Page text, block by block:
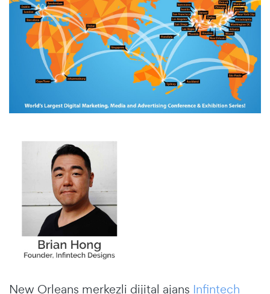
New Orleans merkezli dijital ajans Infintech